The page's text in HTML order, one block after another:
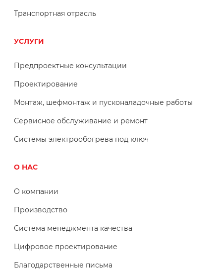
Транспортная отрасль
УСЛУГИ
Предпроектные консультации
Проектирование
Монтаж, шефмонтаж и пусконаладочные работы
Сервисное обслуживание и ремонт
Системы электрообогрева под ключ
О НАС
О компании
Производство
Система менеджмента качества
Цифровое проектирование
Благодарственные письма